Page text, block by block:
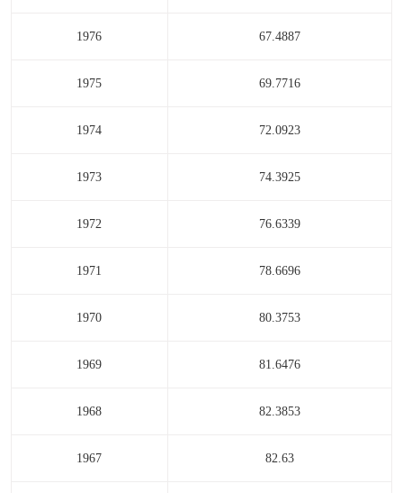
1976 67.4887
1975 69.7716
1974 72.0923
1973 74.3925
1972 76.6339
1971 78.6696
1970 80.3753
1969 81.6476
1968 82.3853
1967 82.63